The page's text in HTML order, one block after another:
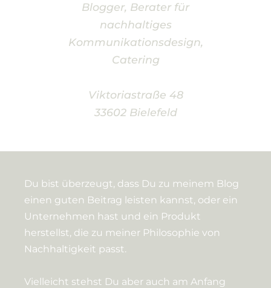
Blogger, Berater für
nachhaltiges
Kommunikationsdesign,
Catering
Viktoriastraße 48
33602 Bielefeld
Du bist überzeugt, dass Du zu meinem Blog
einen guten Beitrag leisten kannst, oder ein
Unternehmen hast und ein Produkt
herstellst, die zu meiner Philosophie von
Nachhaltigkeit passt.
Vielleicht stehst Du aber auch am Anfang